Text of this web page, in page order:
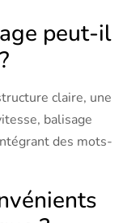
peut-il
claire, une
balisage
des mots-